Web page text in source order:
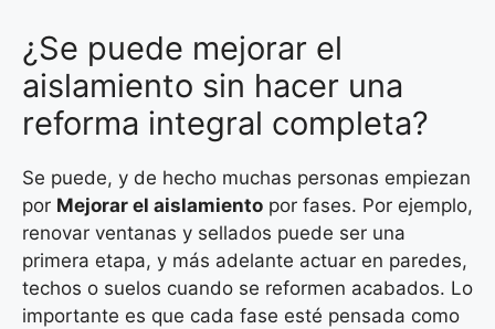
¿Se puede mejorar el
aislamiento sin hacer una
reforma integral completa?
Se puede, y de hecho muchas personas empiezan
por Mejorar el aislamiento por fases. Por ejemplo,
renovar ventanas y sellados puede ser una
primera etapa, y más adelante actuar en paredes,
techos o suelos cuando se reformen acabados. Lo
importante es que cada fase esté pensada como